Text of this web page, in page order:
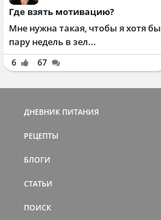
Где взять мотивацию?
Мне нужна такая, чтобы я хотя бы
пару недель в зел...
6 67
ДНЕВНИК ПИТАНИЯ
РЕЦЕПТЫ
БЛОГИ
СТАТЬИ
ПОИСК